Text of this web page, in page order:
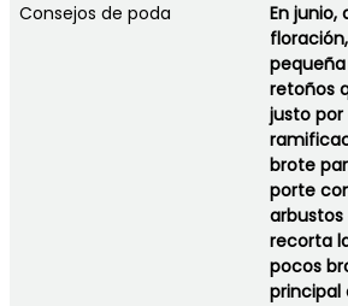
Consejos de poda
En junio,
retoños
justo
brote
porte
arbustos
recorta
pocos
principal